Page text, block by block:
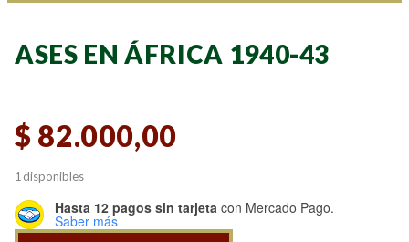
ASES EN ÁFRICA 1940-43
$ 82.000,00
1 disponibles
Hasta 12 pagos sin tarjeta con Mercado Pago.
Saber más